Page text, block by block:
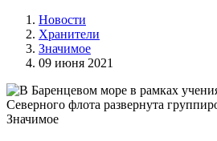
Новости
Хранители
Значимое
09 июня 2021
Значимое